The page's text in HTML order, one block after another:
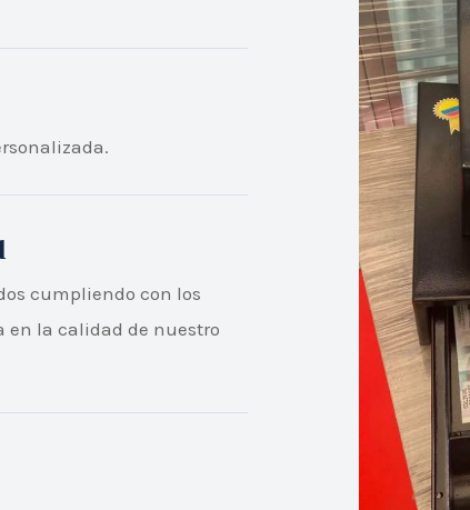
cumpliendo con los
en la calidad de nuestro